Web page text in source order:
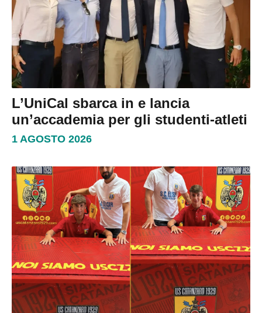
L’UniCal sbarca in e lancia
un’accademia per gli studenti-atleti
1 AGOSTO 2026